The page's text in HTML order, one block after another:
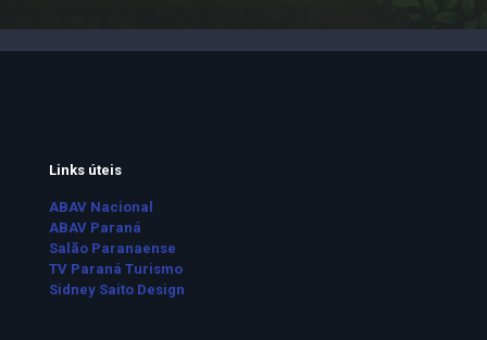
Links úteis
ABAV Nacional
ABAV Paraná
Salão Paranaense
TV Paraná Turismo
Sidney Saito Design